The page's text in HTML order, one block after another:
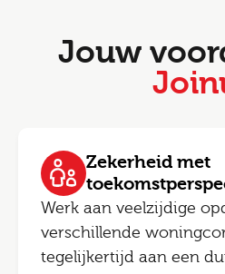
Jouw
Zekerheid met
Werk aan veelzijdige
verschillende
tegelijkertijd aan een